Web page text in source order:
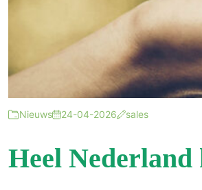
Nieuws 24-04-2026 sales
Heel